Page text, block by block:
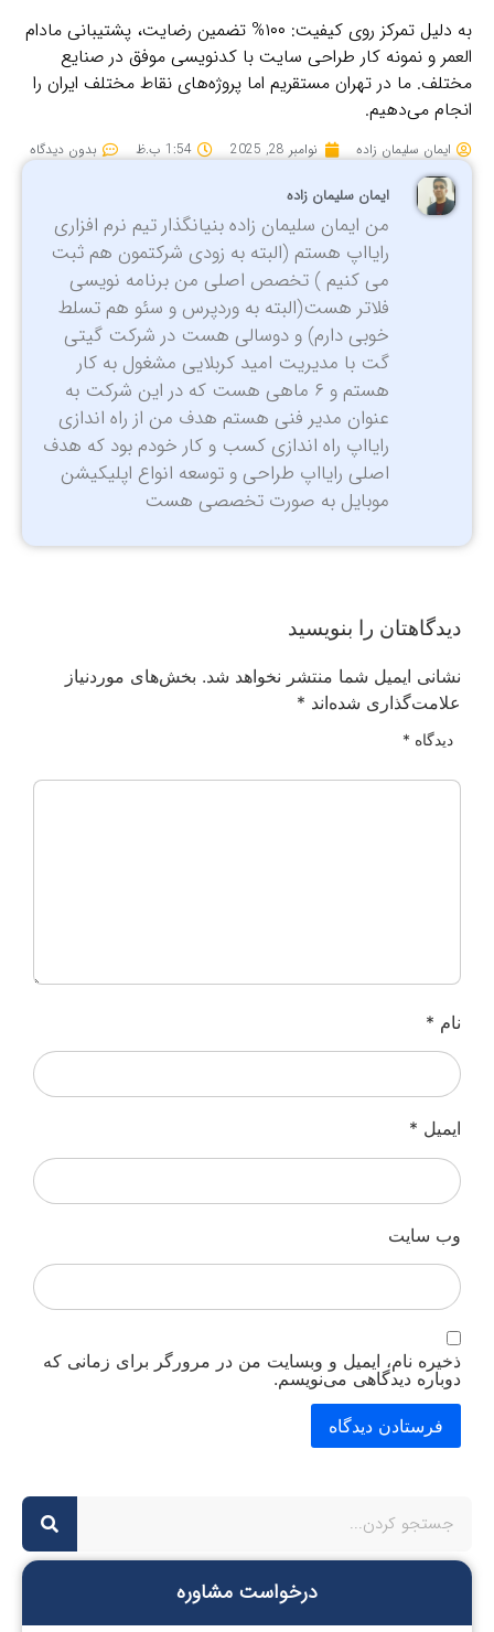
به دلیل تمرکز روی کیفیت: ۱۰۰% تضمین رضایت، پشتیبانی مادام‌
العمر و نمونه کار طراحی سایت با کدنویسی موفق در صنایع
مختلف. ما در تهران مستقریم اما پروژه‌های نقاط مختلف ایران را
انجام می‌دهیم.
ایمان سلیمان زاده نوامبر 28, 2025 1:54 ب.ظ بدون دیدگاه
ایمان سلیمان زاده
من ایمان سلیمان زاده بنیانگذار تیم نرم افزاری
رایااپ هستم (البته به زودی شرکتمون هم ثبت
می کنیم ) تخصص اصلی من برنامه نویسی
فلاتر هست(البته به وردپرس و سئو هم تسلط
خوبی دارم) و دوسالی هست در شرکت گیتی
گت با مدیریت امید کربلایی مشغول به کار
هستم و ۶ ماهی هست که در این شرکت به
عنوان مدیر فنی هستم هدف من از راه اندازی
رایااپ راه اندازی کسب و کار خودم بود که هدف
اصلی رایااپ طراحی و توسعه انواع اپلیکیشن
موبایل به صورت تخصصی هست
دیدگاهتان را بنویسید
نشانی ایمیل شما منتشر نخواهد شد. بخش‌های موردنیاز
علامت‌گذاری شده‌اند *
دیدگاه *
نام *
ایمیل *
وب‌ سایت
ذخیره نام، ایمیل و وبسایت من در مرورگر برای زمانی که
دوباره دیدگاهی می‌نویسم.
درخواست مشاوره